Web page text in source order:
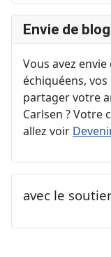
Envie de
Vous avez
échiquéens,
partager votre
Carlsen ? Votre
allez voir
avec le